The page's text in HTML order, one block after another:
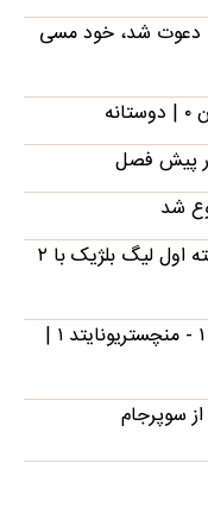
دعوت شد، خود مسی
پیش فصل
شد
ببینید؛ درخشش دنیس اکرت در هفته اول لیگ بلژیک با ۲
ببینید؛ خلاصه بازی پاری سن ژرمن ۱ - منچستریونایتد ۱ |
سوپرجام